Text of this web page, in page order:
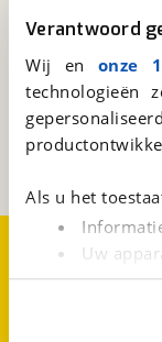
Verantwoord
Wij en onze
technologieën
Als u het
Uw
Lees meer over
Kosterijland
3981 AJ
Een
Over viaBOVAG.nl
Cookievoorkeuren